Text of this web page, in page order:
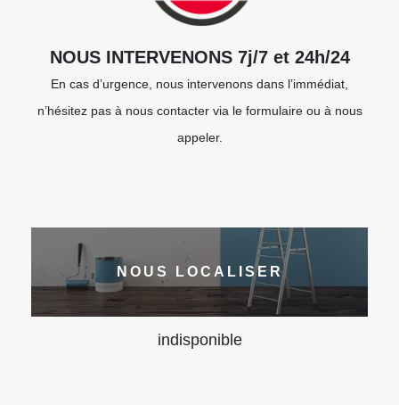
NOUS INTERVENONS 7j/7 et 24h/24
En cas d’urgence, nous intervenons dans l’immédiat,
n’hésitez pas à nous contacter via le formulaire ou à nous
appeler.
NOUS LOCALISER
indisponible